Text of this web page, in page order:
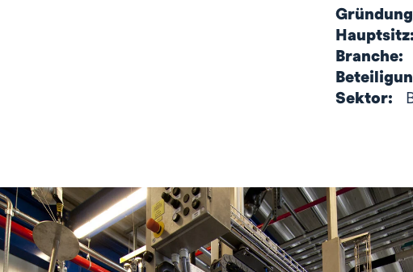
Hauptsitz:
Branche:
Sektor: